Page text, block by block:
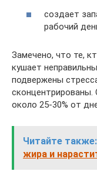
создает
рабочий
Замечено, что те,
кушает
подвержены
сконцентрированы.
около 25-30% от
Читайте также:
жира и